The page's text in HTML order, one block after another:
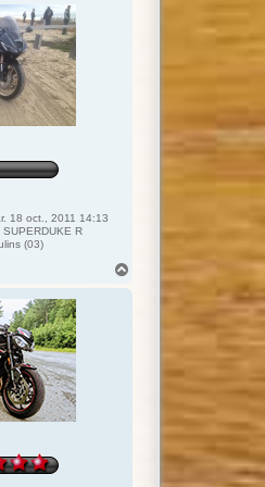
18 oct., 2011 14:13
R
(03)